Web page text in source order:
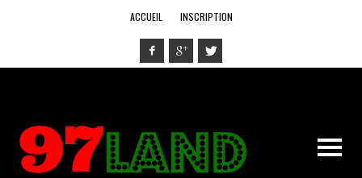
ACCUEIL INSCRIPTION